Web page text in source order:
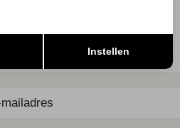
Instellen